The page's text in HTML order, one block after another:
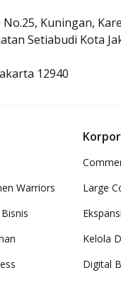
No.25, Kuningan,
Setiabudi Kota
12940
Warriors
Large
Kelola
Digital